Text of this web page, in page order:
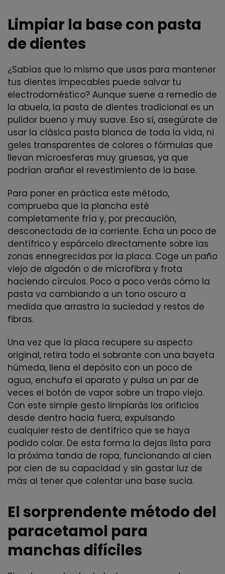
Limpiar la base con pasta
de dientes
¿Sabías que lo mismo que usas para mantener
tus dientes impecables puede salvar tu
electrodoméstico? Aunque suene a remedio de
la abuela, la pasta de dientes tradicional es un
pulidor bueno y muy suave. Eso sí, asegúrate de
usar la clásica pasta blanca de toda la vida, ni
geles transparentes de colores o fórmulas que
llevan microesferas muy gruesas, ya que
podrían arañar el revestimiento de la base.
Para poner en práctica este método,
comprueba que la plancha esté
completamente fría y, por precaución,
desconectada de la corriente. Echa un poco de
dentífrico y espárcelo directamente sobre las
zonas ennegrecidas por la placa. Coge un paño
viejo de algodón o de microfibra y frota
haciendo círculos. Poco a poco verás cómo la
pasta va cambiando a un tono oscuro a
medida que arrastra la suciedad y restos de
fibras.
Una vez que la placa recupere su aspecto
original, retira todo el sobrante con una bayeta
húmeda, llena el depósito con un poco de
agua, enchufa el aparato y pulsa un par de
veces el botón de vapor sobre un trapo viejo.
Con este simple gesto limpiarás los orificios
desde dentro hacia fuera, expulsando
cualquier resto de dentífrico que se haya
podido colar. De esta forma la dejas lista para
la próxima tanda de ropa, funcionando al cien
por cien de su capacidad y sin gastar luz de
más al tener que calentar una base sucia.
El sorprendente método del
paracetamol para
manchas difíciles